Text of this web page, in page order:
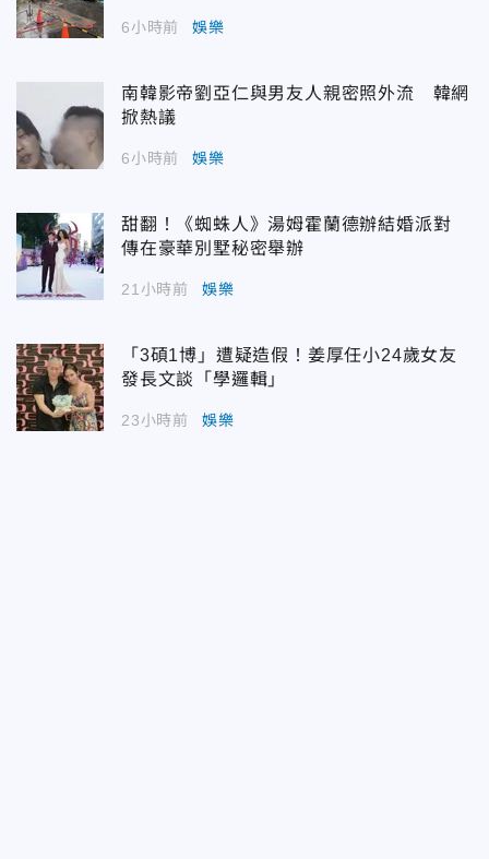
6小時前 娛樂
南韓影帝劉亞仁與男友人親密照外流 韓網
掀熱議
6小時前 娛樂
甜翻！《蜘蛛人》湯姆霍蘭德辦結婚派對
傳在豪華別墅秘密舉辦
21小時前 娛樂
「3碩1博」遭疑造假！姜厚任小24歲女友
發長文談「學邏輯」
23小時前 娛樂